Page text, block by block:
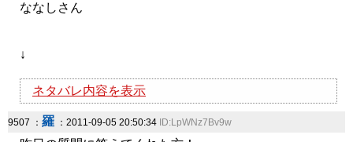
ななしさん
↓
ネタバレ内容を表示
9507 ： 羅 ：2011-09-05 20:50:34 ID:LpWNz7Bv9w